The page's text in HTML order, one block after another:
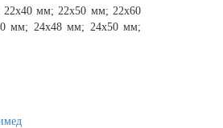
мм; 22х50 мм; 22х60
мм; 24х48 мм; 24х50 мм;